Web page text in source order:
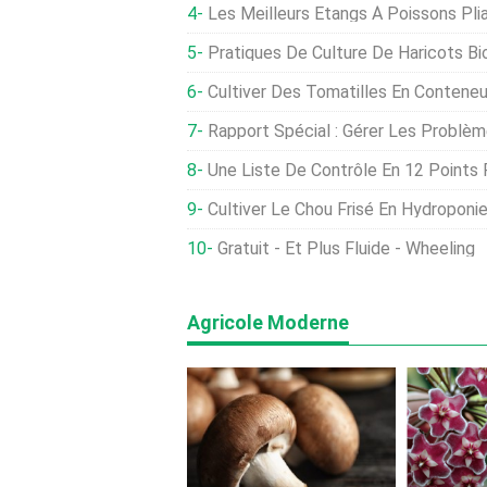
Les Meilleurs Étangs À Poissons
Pratiques De Culture De Haricots
Cultiver Des Tomatilles En
Rapport Spécial : Gérer Les Problèmes De Santé Liés Au
Une Liste De Contrôle En 12 Points Pour
Cultiver Le Chou Frisé En Hydroponie ; Soins
Gratuit - Et Plus Fluide - Wheeling
Agricole Moderne